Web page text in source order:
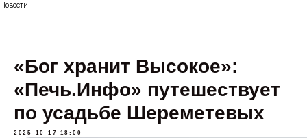
Новости
«Бог хранит Высокое»:
«Печь.Инфо» путешествует
по усадьбе Шереметевых
2025-10-17 18:00